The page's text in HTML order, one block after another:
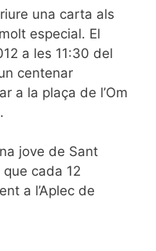
una carta als
especial. El
a les 11:30 del
centenar
a la plaça de l’Om
jove de Sant
cada 12
a l’Aplec de